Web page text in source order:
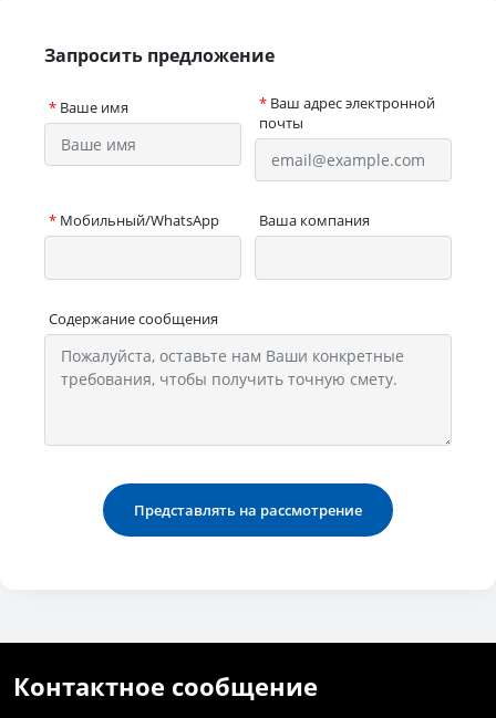
Запросить предложение
* Ваше имя * Ваш адрес электронной
почты
* Мобильный/WhatsApp Ваша компания
Содержание сообщения
Представлять на рассмотрение
Контактное сообщение